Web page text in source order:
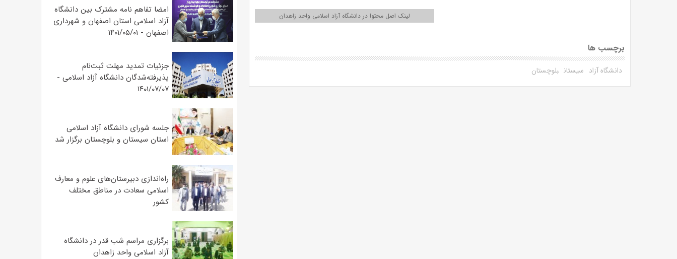
لینک اصل محتوا در دانشگاه آزاد اسلامی واحد زاهدان
برچسب ها
دانشگاه آزاد سیستان بلوچستان
امضا تفاهم نامه مشترک بین دانشگاه
آزاد اسلامی استان اصفهان و شهرداری
اصفهان - ۱۴۰۱/۰۵/۰۱
جزئیات تمدید مهلت ثبت‌نام
پذیرفته‌شدگان دانشگاه آزاد اسلامی -
۱۴۰۱/۰۷/۰۷
جلسه شورای دانشگاه آزاد اسلامی
استان سیستان و بلوچستان برگزار شد
‌راه‌اندازی دبیرستان‌های علوم و معارف
اسلامی سعادت در مناطق مختلف
کشور
برگزاری مراسم شب قدر در دانشگاه
آزاد اسلامی واحد زاهدان